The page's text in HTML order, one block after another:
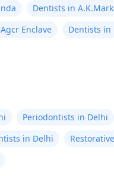
Dentists in
Enclave Dentists in
Periodontists in Delhi
in Delhi